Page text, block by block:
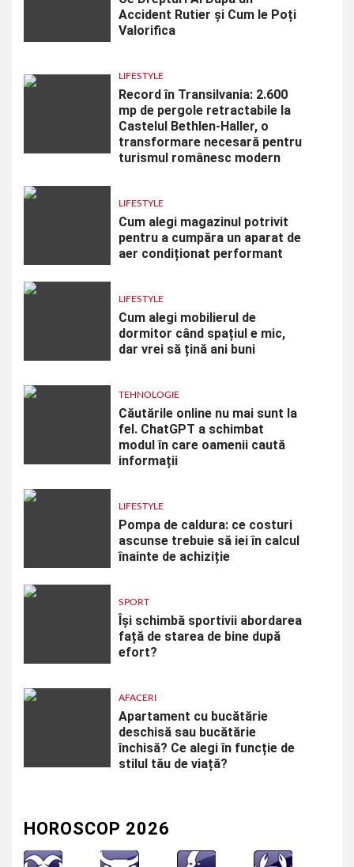
Accident Rutier și Cum le Poți
Valorifica
LIFESTYLE
Record în Transilvania: 2.600
mp de pergole retractabile la
Castelul Bethlen-Haller, o
transformare necesară pentru
turismul românesc modern
LIFESTYLE
Cum alegi magazinul potrivit
pentru a cumpăra un aparat de
aer condiționat performant
LIFESTYLE
Cum alegi mobilierul de
dormitor când spațiul e mic,
dar vrei să țină ani buni
TEHNOLOGIE
Căutările online nu mai sunt la
fel. ChatGPT a schimbat
modul în care oamenii caută
informații
LIFESTYLE
Pompa de caldura: ce costuri
ascunse trebuie să iei în calcul
înainte de achiziție
SPORT
Își schimbă sportivii abordarea
față de starea de bine după
efort?
AFACERI
Apartament cu bucătărie
deschisă sau bucătărie
închisă? Ce alegi în funcție de
stilul tău de viață?
HOROSCOP 2026